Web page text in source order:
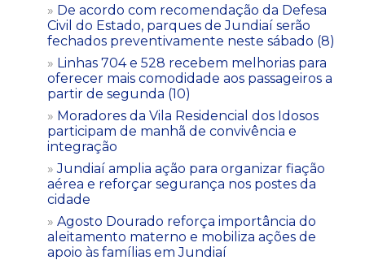
De acordo com recomendação da Defesa
Civil do Estado, parques de Jundiaí serão
fechados preventivamente neste sábado (8)
Linhas 704 e 528 recebem melhorias para
oferecer mais comodidade aos passageiros a
partir de segunda (10)
Moradores da Vila Residencial dos Idosos
participam de manhã de convivência e
integração
Jundiaí amplia ação para organizar fiação
aérea e reforçar segurança nos postes da
cidade
Agosto Dourado reforça importância do
aleitamento materno e mobiliza ações de
apoio às famílias em Jundiaí